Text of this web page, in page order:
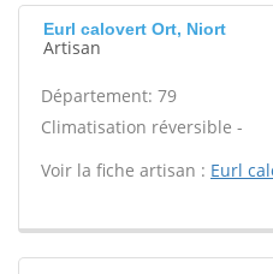
Eurl calovert Ort, Niort
Artisan
Département: 79
Climatisation réversible -
Voir la fiche artisan : Eurl